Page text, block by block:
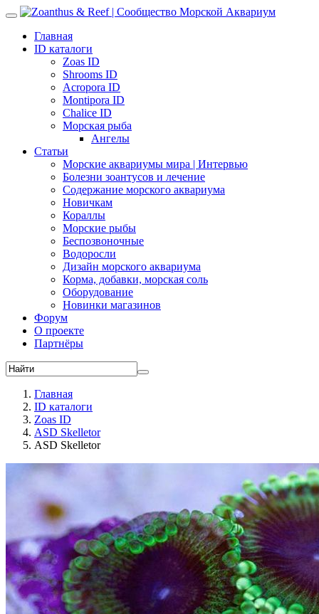
Главная
ID каталоги
Zoas ID
Shrooms ID
Acropora ID
Montipora ID
Chalice ID
Морская рыба
Ангелы
Статьи
Морские аквариумы мира | Интервью
Болезни зоантусов и лечение
Содержание морского аквариума
Новичкам
Кораллы
Морские рыбы
Беспозвоночные
Водоросли
Дизайн морского аквариума
Корма, добавки, морская соль
Оборудование
Новинки магазинов
Форум
О проекте
Партнёры
Главная
ID каталоги
Zoas ID
ASD Skelletor
ASD Skelletor